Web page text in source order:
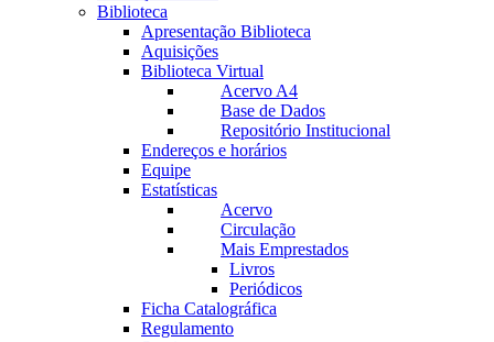
Biblioteca
Apresentação Biblioteca
Aquisições
Biblioteca Virtual
Acervo A4
Base de Dados
Repositório Institucional
Endereços e horários
Equipe
Estatísticas
Acervo
Circulação
Mais Emprestados
Livros
Periódicos
Ficha Catalográfica
Regulamento